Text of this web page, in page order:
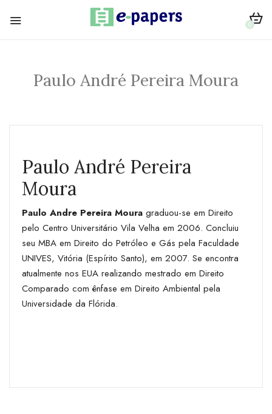
0
Paulo André Pereira Moura
Paulo André Pereira
Moura
Paulo Andre Pereira Moura graduou-se em Direito
pelo Centro Universitário Vila Velha em 2006. Concluiu
seu MBA em Direito do Petróleo e Gás pela Faculdade
UNIVES, Vitória (Espírito Santo), em 2007. Se encontra
atualmente nos EUA realizando mestrado em Direito
Comparado com ênfase em Direito Ambiental pela
Universidade da Flórida.